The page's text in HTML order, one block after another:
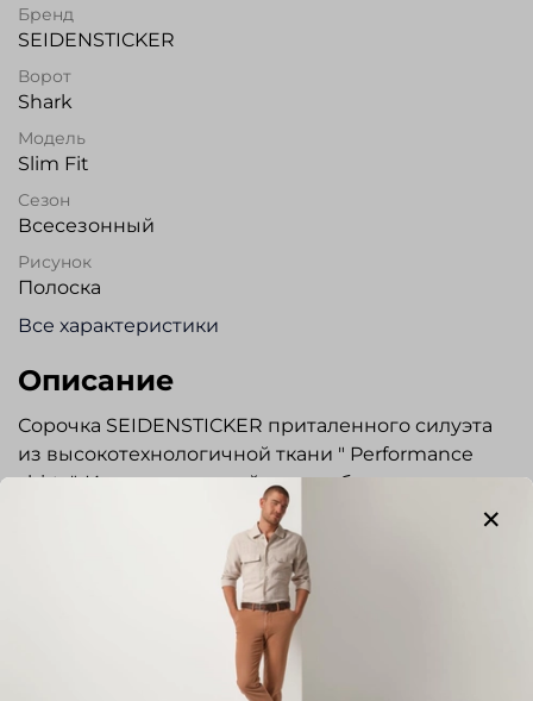
Бренд
SEIDENSTICKER
Ворот
Shark
Модель
Slim Fit
Сезон
Всесезонный
Рисунок
Полоска
Все характеристики
Описание
Сорочка SEIDENSTICKER приталенного силуэта
из высокотехнологичной ткани " Performance
shirts". Изделия из такой ткани обладают :
- высокой степенью растяжимости,
обеспечивают комфорт и не стесняют движения
- терморегуляцией, поддерживают вентиляцию,
помогая сохранять прохладу
-быстрое высыхание ткань не впитывает влагу, а
испаряет ее, сокращая время высыхания.